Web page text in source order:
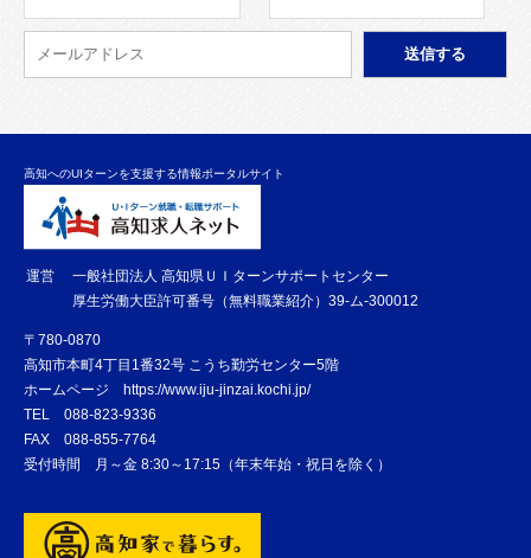
高知へのUIターンを支援する情報ポータルサイト
運営
一般社団法人 高知県ＵＩターンサポートセンター
厚生労働大臣許可番号（無料職業紹介）39-ム-300012
〒780-0870
高知市本町4丁目1番32号 こうち勤労センター5階
ホームページ https://www.iju-jinzai.kochi.jp/
TEL 088-823-9336
FAX 088-855-7764
受付時間 月～金 8:30～17:15（年末年始・祝日を除く）